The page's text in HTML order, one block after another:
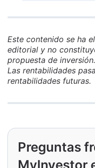
Este contenido se ha
editorial y no
propuesta de
Las rentabilidades
rentabilidades futuras.
Preguntas
MyInvestor